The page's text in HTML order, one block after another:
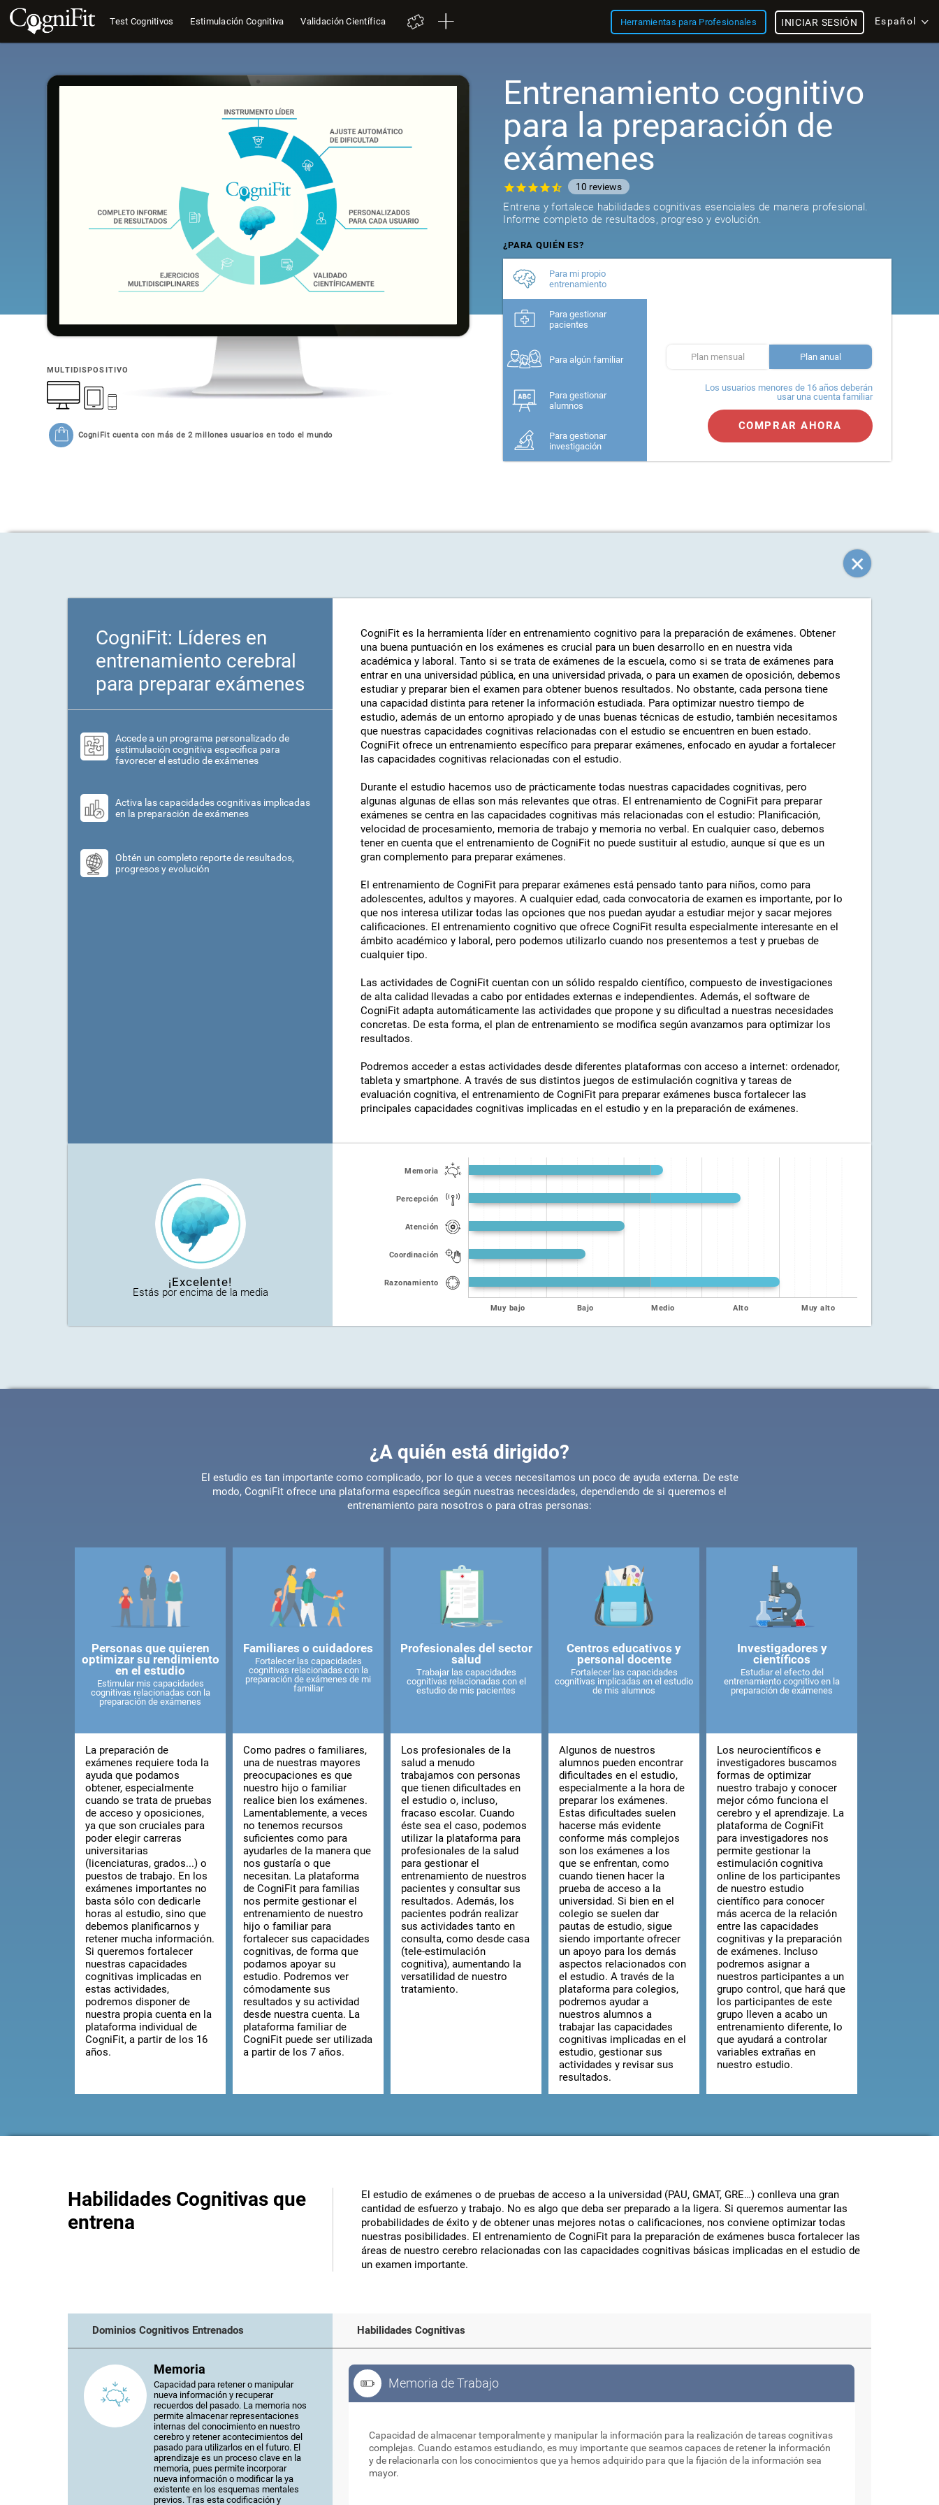
Test Cognitivos Estimulación Cognitiva Validación Científica Herramientas para Profesionales Español
INICIAR SESIÓN
MULTIDISPOSITIVO
CogniFit cuenta con más de 2 millones usuarios en todo el mundo
Entrenamiento cognitivo
para la preparación de
exámenes
10 reviews
Entrena y fortalece habilidades cognitivas esenciales de manera profesional.
Informe completo de resultados, progreso y evolución.
¿PARA QUIÉN ES?
Para mi propio
entrenamiento
Para gestionar
pacientes
Para algún familiar
Para gestionar
alumnos
Para gestionar
investigación
Plan mensual Plan anual
Los usuarios menores de 16 años deberán
usar una cuenta familiar
COMPRAR AHORA
CogniFit: Líderes en
entrenamiento cerebral
para preparar exámenes
Accede a un programa personalizado de
estimulación cognitiva específica para
favorecer el estudio de exámenes
Activa las capacidades cognitivas implicadas
en la preparación de exámenes
Obtén un completo reporte de resultados,
progresos y evolución
CogniFit es la herramienta líder en entrenamiento cognitivo para la preparación de exámenes. Obtener
una buena puntuación en los exámenes es crucial para un buen desarrollo en en nuestra vida
académica y laboral. Tanto si se trata de exámenes de la escuela, como si se trata de exámenes para
entrar en una universidad pública, en una universidad privada, o para un examen de oposición, debemos
estudiar y preparar bien el examen para obtener buenos resultados. No obstante, cada persona tiene
una capacidad distinta para retener la información estudiada. Para optimizar nuestro tiempo de
estudio, además de un entorno apropiado y de unas buenas técnicas de estudio, también necesitamos
que nuestras capacidades cognitivas relacionadas con el estudio se encuentren en buen estado.
CogniFit ofrece un entrenamiento específico para preparar exámenes, enfocado en ayudar a fortalecer
las capacidades cognitivas relacionadas con el estudio.
Durante el estudio hacemos uso de prácticamente todas nuestras capacidades cognitivas, pero
algunas algunas de ellas son más relevantes que otras. El entrenamiento de CogniFit para preparar
exámenes se centra en las capacidades cognitivas más relacionadas con el estudio: Planificación,
velocidad de procesamiento, memoria de trabajo y memoria no verbal. En cualquier caso, debemos
tener en cuenta que el entrenamiento de CogniFit no puede sustituir al estudio, aunque sí que es un
gran complemento para preparar exámenes.
El entrenamiento de CogniFit para preparar exámenes está pensado tanto para niños, como para
adolescentes, adultos y mayores. A cualquier edad, cada convocatoria de examen es importante, por lo
que nos interesa utilizar todas las opciones que nos puedan ayudar a estudiar mejor y sacar mejores
calificaciones. El entrenamiento cognitivo que ofrece CogniFit resulta especialmente interesante en el
ámbito académico y laboral, pero podemos utilizarlo cuando nos presentemos a test y pruebas de
cualquier tipo.
Las actividades de CogniFit cuentan con un sólido respaldo científico, compuesto de investigaciones
de alta calidad llevadas a cabo por entidades externas e independientes. Además, el software de
CogniFit adapta automáticamente las actividades que propone y su dificultad a nuestras necesidades
concretas. De esta forma, el plan de entrenamiento se modifica según avanzamos para optimizar los
resultados.
Podremos acceder a estas actividades desde diferentes plataformas con acceso a internet: ordenador,
tableta y smartphone. A través de sus distintos juegos de estimulación cognitiva y tareas de
evaluación cognitiva, el entrenamiento de CogniFit para preparar exámenes busca fortalecer las
principales capacidades cognitivas implicadas en el estudio y en la preparación de exámenes.
¡Excelente!
Estás por encima de la media
Memoria
Percepción
Atención
Coordinación
Razonamiento
Muy bajo Bajo Medio Alto Muy alto
¿A quién está dirigido?
El estudio es tan importante como complicado, por lo que a veces necesitamos un poco de ayuda externa. De este
modo, CogniFit ofrece una plataforma específica según nuestras necesidades, dependiendo de si queremos el
entrenamiento para nosotros o para otras personas:
Personas que quieren
optimizar su rendimiento
en el estudio
Estimular mis capacidades
cognitivas relacionadas con la
preparación de exámenes
La preparación de
exámenes requiere toda la
ayuda que podamos
obtener, especialmente
cuando se trata de pruebas
de acceso y oposiciones,
ya que son cruciales para
poder elegir carreras
universitarias
(licenciaturas, grados...) o
puestos de trabajo. En los
exámenes importantes no
basta sólo con dedicarle
horas al estudio, sino que
debemos planificarnos y
retener mucha información.
Si queremos fortalecer
nuestras capacidades
cognitivas implicadas en
estas actividades,
podremos disponer de
nuestra propia cuenta en la
plataforma individual de
CogniFit, a partir de los 16
años.
Familiares o cuidadores
Fortalecer las capacidades
cognitivas relacionadas con la
preparación de exámenes de mi
familiar
Como padres o familiares,
una de nuestras mayores
preocupaciones es que
nuestro hijo o familiar
realice bien los exámenes.
Lamentablemente, a veces
no tenemos recursos
suficientes como para
ayudarles de la manera que
nos gustaría o que
necesitan. La plataforma
de CogniFit para familias
nos permite gestionar el
entrenamiento de nuestro
hijo o familiar para
fortalecer sus capacidades
cognitivas, de forma que
podamos apoyar su
estudio. Podremos ver
cómodamente sus
resultados y su actividad
desde nuestra cuenta. La
plataforma familiar de
CogniFit puede ser utilizada
a partir de los 7 años.
Profesionales del sector
salud
Trabajar las capacidades
cognitivas relacionadas con el
estudio de mis pacientes
Los profesionales de la
salud a menudo
trabajamos con personas
que tienen dificultades en
el estudio o, incluso,
fracaso escolar. Cuando
éste sea el caso, podemos
utilizar la plataforma para
profesionales de la salud
para gestionar el
entrenamiento de nuestros
pacientes y consultar sus
resultados. Además, los
pacientes podrán realizar
sus actividades tanto en
consulta, como desde casa
(tele-estimulación
cognitiva), aumentando la
versatilidad de nuestro
tratamiento.
Centros educativos y
personal docente
Fortalecer las capacidades
cognitivas implicadas en el estudio
de mis alumnos
Algunos de nuestros
alumnos pueden encontrar
dificultades en el estudio,
especialmente a la hora de
preparar los exámenes.
Estas dificultades suelen
hacerse más evidente
conforme más complejos
son los exámenes a los
que se enfrentan, como
cuando tienen hacer la
prueba de acceso a la
universidad. Si bien en el
colegio se suelen dar
pautas de estudio, sigue
siendo importante ofrecer
un apoyo para los demás
aspectos relacionados con
el estudio. A través de la
plataforma para colegios,
podremos ayudar a
nuestros alumnos a
trabajar las capacidades
cognitivas implicadas en el
estudio, gestionar sus
actividades y revisar sus
resultados.
Investigadores y
científicos
Estudiar el efecto del
entrenamiento cognitivo en la
preparación de exámenes
Los neurocientíficos e
investigadores buscamos
formas de optimizar
nuestro trabajo y conocer
mejor cómo funciona el
cerebro y el aprendizaje. La
plataforma de CogniFit
para investigadores nos
permite gestionar la
estimulación cognitiva
online de los participantes
de nuestro estudio
científico para conocer
más acerca de la relación
entre las capacidades
cognitivas y la preparación
de exámenes. Incluso
podremos asignar a
nuestros participantes a un
grupo control, que hará que
los participantes de este
grupo lleven a acabo un
entrenamiento diferente, lo
que ayudará a controlar
variables extrañas en
nuestro estudio.
Habilidades Cognitivas que
entrena
El estudio de exámenes o de pruebas de acceso a la universidad (PAU, GMAT, GRE…) conlleva una gran
cantidad de esfuerzo y trabajo. No es algo que deba ser preparado a la ligera. Si queremos aumentar las
probabilidades de éxito y de obtener unas mejores notas o calificaciones, nos conviene optimizar todas
nuestras posibilidades. El entrenamiento de CogniFit para la preparación de exámenes busca fortalecer las
áreas de nuestro cerebro relacionadas con las capacidades cognitivas básicas implicadas en el estudio de
un examen importante.
Dominios Cognitivos Entrenados Habilidades Cognitivas
Memoria
Capacidad para retener o manipular
nueva información y recuperar
recuerdos del pasado. La memoria nos
permite almacenar representaciones
internas del conocimiento en nuestro
cerebro y retener acontecimientos del
pasado para utilizarlos en el futuro. El
aprendizaje es un proceso clave en la
memoria, pues permite incorporar
nueva información o modificar la ya
existente en los esquemas mentales
previos. Tras esta codificación y
Memoria de Trabajo
Capacidad de almacenar temporalmente y manipular la información para la realización de tareas cognitivas
complejas. Cuando estamos estudiando, es muy importante que seamos capaces de retener la información
y de relacionarla con los conocimientos que ya hemos adquirido para que la fijación de la información sea
mayor.